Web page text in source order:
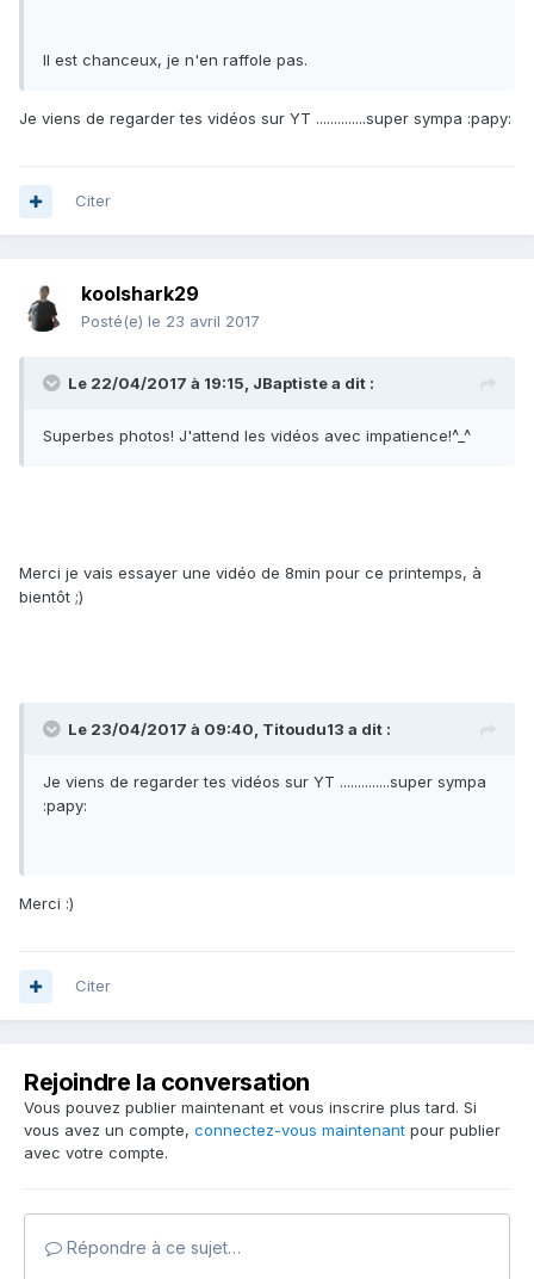
Il est chanceux, je n'en raffole pas.
Je viens de regarder tes vidéos sur YT ..............super sympa :papy:
Citer
koolshark29
Posté(e) le 23 avril 2017
Le 22/04/2017 à 19:15, JBaptiste a dit :
Superbes photos! J'attend les vidéos avec impatience!^_^
Merci je vais essayer une vidéo de 8min pour ce printemps, à
bientôt ;)
Le 23/04/2017 à 09:40, Titoudu13 a dit :
Je viens de regarder tes vidéos sur YT ..............super sympa
:papy:
Merci :)
Citer
Rejoindre la conversation
Vous pouvez publier maintenant et vous inscrire plus tard. Si
vous avez un compte, connectez-vous maintenant pour publier
avec votre compte.
Répondre à ce sujet…